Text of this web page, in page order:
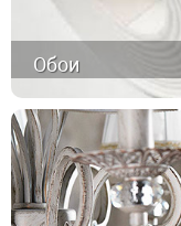
Обои